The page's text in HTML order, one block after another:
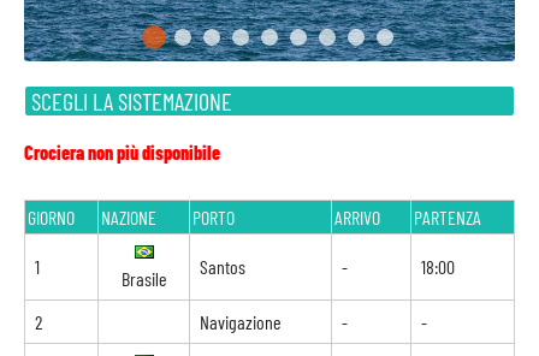
SCEGLI LA SISTEMAZIONE
Crociera non più disponibile
GIORNO NAZIONE PORTO ARRIVO PARTENZA
1
Brasile
Santos - 18:00
2 Navigazione - -